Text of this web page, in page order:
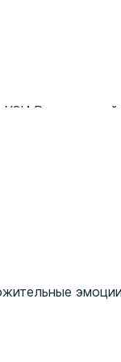
УЗИ​ Родченковой
детали